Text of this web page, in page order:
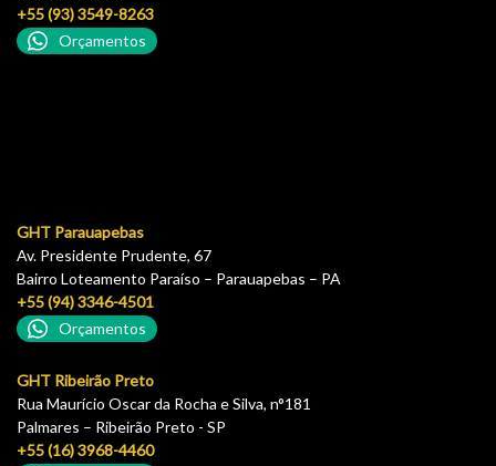
+55 (93) 3549-8263
Orçamentos
GHT Parauapebas
Av. Presidente Prudente, 67
Bairro Loteamento Paraíso – Parauapebas – PA
+55 (94) 3346-4501
Orçamentos
GHT Ribeirão Preto
Rua Maurício Oscar da Rocha e Silva, n°181
Palmares – Ribeirão Preto - SP
+55 (16) 3968-4460